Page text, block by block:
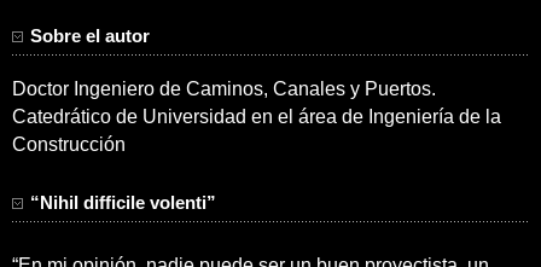
Sobre el autor
Doctor Ingeniero de Caminos, Canales y Puertos.
Catedrático de Universidad en el área de Ingeniería de la
Construcción
“Nihil difficile volenti”